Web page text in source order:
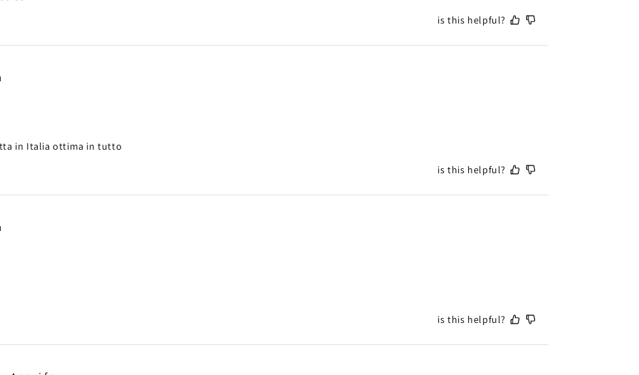
is this helpful?
in Italia ottima in tutto
is this helpful?
is this helpful?